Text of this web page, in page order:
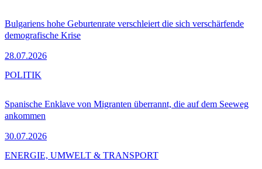
Bulgariens hohe Geburtenrate verschleiert die sich verschärfende
demografische Krise
28.07.2026
Spanische Enklave von Migranten überrannt, die auf dem Seeweg
ankommen
30.07.2026
POLITIK
ENERGIE, UMWELT & TRANSPORT